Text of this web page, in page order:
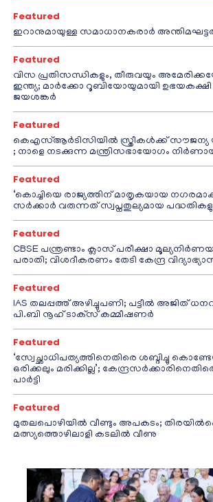
Featured
ഇറാനുമായുള്ള സമാധാനകരാർ
Featured
വിസ പ്രതിസന്ധികളും, തീരുവയും
ഇന്ത്യ; മാർക്കോ റൂബിയോയുമായി ഉഭയകക്ഷി
ജയശങ്കർ
Featured
കെഎസ്ആർടിസിയിൽ സ്ത്രീകൾക്ക് സൗജന്യ
; നാളെ നടക്കുന്ന മന്ത്രിസഭായോഗം
Featured
‘കൊച്ചിയെ രാജ്യത്തിന് മാതൃകയായ
സർക്കാർ വരുന്നത് സ്വപ്നതുല്യമായ
Featured
CBSE പന്ത്രണ്ടാം ക്ലാസ് പരീക്ഷാ
പരാതി; വിശദീകരണം തേടി കേന്ദ്ര
Featured
IAS തലപ്പത്ത് അഴിച്ചുപണി; പട്ടീല്‍ അജിത്
പി.ബി നൂഹ് ടാക്‌സ് കമ്മീഷണര്‍
Featured
‘സ്വേച്ഛാധിപത്യത്തിനെതിരെ ശബ്ദിച്ചു
ഒരിക്കലും മരിക്കില്ല’;
പാർട്ടി
Featured
മുതലപൊഴിയിൽ വീണ്ടും അപകടം;
മത്സ്യത്തൊഴിലാളി കടലിൽ വീണു